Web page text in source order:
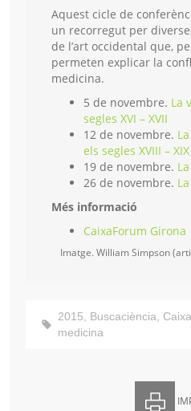
Aquest cicle de
un recorregut per
de l’art occidental que,
permeten explicar la
medicina.
5 de novembre. La
segles XVI – XVII
12 de novembre.
els segles XVIII – XIX
19 de novembre.
26 de novembre.
Més informació
CaixaForum Girona
Imatge. William Simpson
2015, Buscaciència,
medicina